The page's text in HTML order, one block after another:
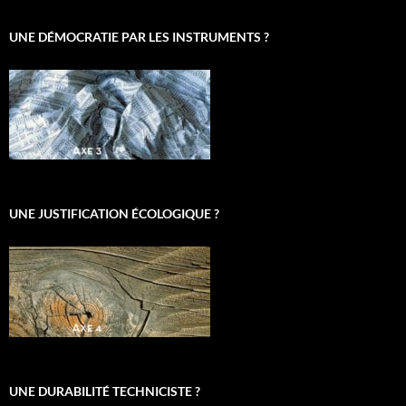
UNE DÉMOCRATIE PAR LES INSTRUMENTS ?
UNE JUSTIFICATION ÉCOLOGIQUE ?
UNE DURABILITÉ TECHNICISTE ?